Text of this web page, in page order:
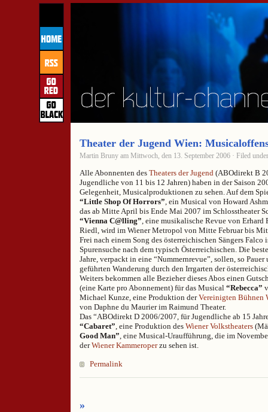
Theater der Jugend Wien:
Martin Bruny am Mittwoch, den 13. September 2006 · Filed
Alle Abonnenten des Theaters der Jugend (ABOdirekt B
Jugendliche von 11 bis 12 Jahren) haben in der Saison
Gelegenheit, Musicalproduktionen zu sehen. Auf dem
“Little Shop Of Horrors”, ein Musical von Howard
das ab Mitte April bis Ende Mai 2007 im Schlosstheater
“Vienna C@lling”, eine musikalische Revue von Erhard
Riedl, wird im Wiener Metropol von Mitte Februar bis
Frei nach einem Song des österreichischen Sängers Falco
Spurensuche nach dem typisch Österreichischen. Die
Jahre, verpackt in eine “Nummernrevue”, sollen, so
geführten Wanderung durch den Irrgarten der
Weiters bekommen alle Bezieher dieses Abos einen
(eine Karte pro Abonnement) für das Musical “Rebecca”
Michael Kunze, eine Produktion derVereinigten Bühnen
von Daphne du Maurier im Raimund Theater.
Das “ABOdirekt D 2006/2007, für Jugendliche ab 15
“Cabaret”, eine Produktion des Wiener Volkstheaters
Good Man”, eine Musical-Uraufführung, die im
derWiener Kammeroperzu sehen ist.
Permalink
»